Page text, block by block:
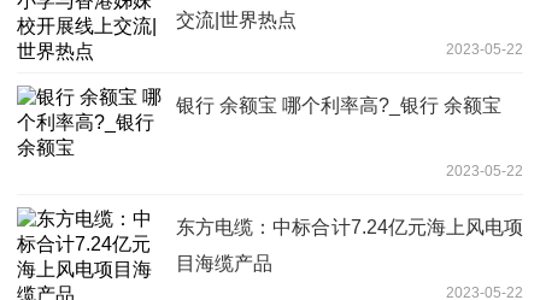
交流|世界热点
2023-05-22
银行 余额宝 哪个利率高?_银行 余额宝
2023-05-22
东方电缆：中标合计7.24亿元海上风电项
目海缆产品
2023-05-22